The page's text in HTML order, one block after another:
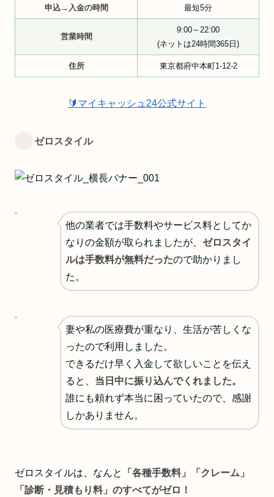
申込→入金の時間 最短5分
営業時間
9:00～22:00
(ネットは24時間365日)
住所 東京都府中本町1-12-2
🔰マイキャッシュ24公式サイト
ゼロスタイル
他の業者では手数料やサービス料としてか
なりの金額が取られましたが、 ゼロスタイ
ルは手数料が無料だったので助かりまし
た。
妻や私の医療費が重なり、生活が苦しくな
ったので利用しました。
できるだけ早く入金して欲しいことを伝え
ると、 当日中に振り込んでくれました。
誰にも頼れず本当に困っていたので、感謝
しかありません。
ゼロスタイルは、なんと
「各種手数料」「クレーム」
「診断・見積もり料」のすべてがゼロ！